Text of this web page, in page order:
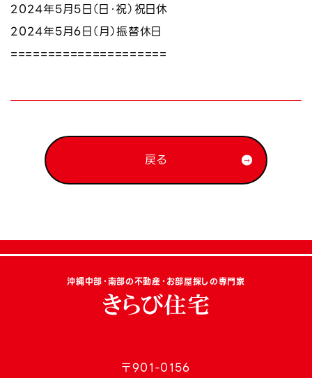
2024年5月5日（日・祝）祝日休
2024年5月6日（月）振替休日
=====================
戻る
沖縄中部・南部の不動産・お部屋探しの専門家
〒901-0156